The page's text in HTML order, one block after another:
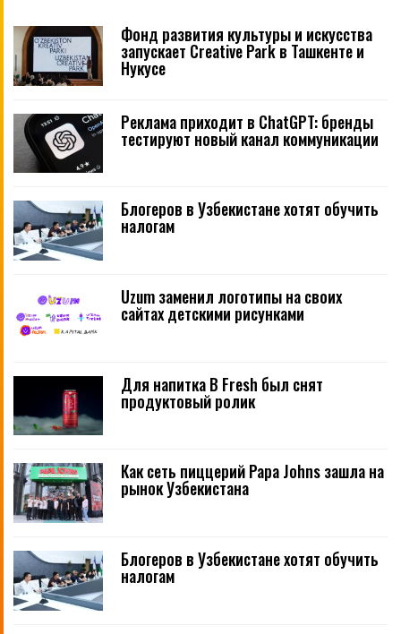
Фонд развития культуры и искусства
запускает Creative Park в Ташкенте и
Нукусе
Реклама приходит в ChatGPT: бренды
тестируют новый канал коммуникации
Блогеров в Узбекистане хотят обучить
налогам
Uzum заменил логотипы на своих
сайтах детскими рисунками
Для напитка B Fresh был снят
продуктовый ролик
Как сеть пиццерий Papa Johns зашла на
рынок Узбекистана
Блогеров в Узбекистане хотят обучить
налогам